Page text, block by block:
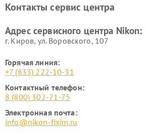
Контакты сервис центра
Адрес сервисного центра Nikon:
г. Киров, ул. Воровского, 107
Горячая линия:
+7 (833) 222-10-31
Контактный телефон:
8 (800) 302-71-75
Электронная почта:
info@nikon-fixim.ru